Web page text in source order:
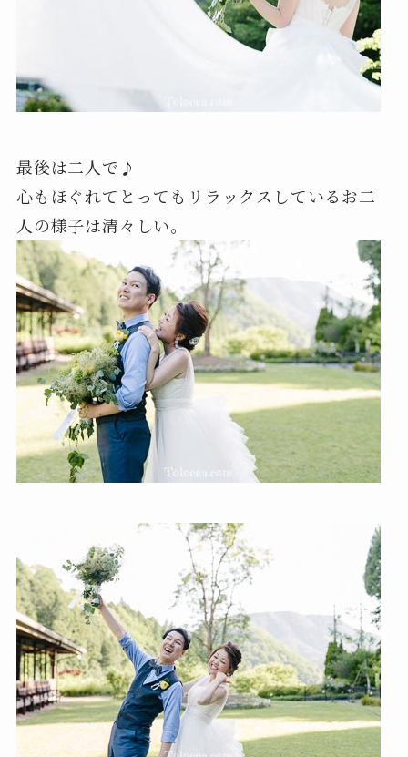
最後は二人で♪
心もほぐれてとってもリラックスしているお二
人の様子は清々しい。